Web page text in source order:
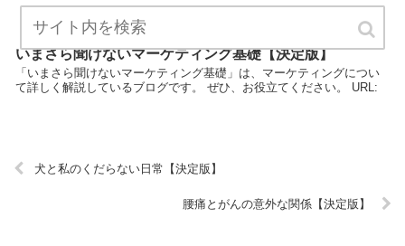
いまさら聞けないマーケティング基礎【決定版】
「いまさら聞けないマーケティング基礎」は、マーケティングについ
て詳しく解説しているブログです。 ぜひ、お役立てください。 URL:
犬と私のくだらない日常【決定版】
腰痛とがんの意外な関係【決定版】